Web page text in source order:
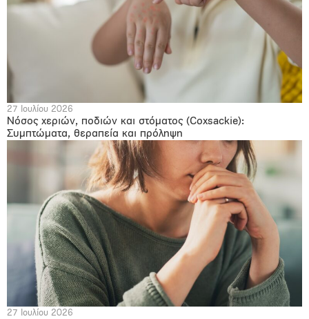
27 Ιουλίου 2026
Νόσος χεριών, ποδιών και στόματος (Coxsackie):
Συμπτώματα, θεραπεία και πρόληψη
27 Ιουλίου 2026